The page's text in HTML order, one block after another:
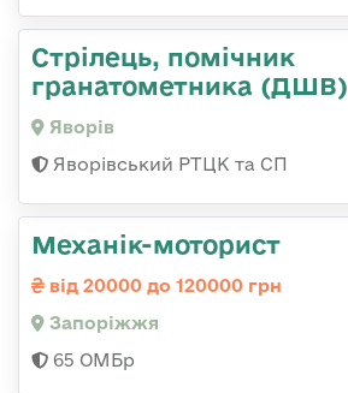
Стрілець, помічник
гранатометника (ДШВ)
Яворів
Яворівський РТЦК та СП
Механік-моторист
від 20000 до 120000 грн
Запоріжжя
65 ОМБр